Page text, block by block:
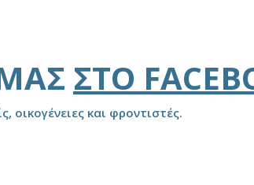
ΣΤΟ
οικογένειες και φροντιστές.